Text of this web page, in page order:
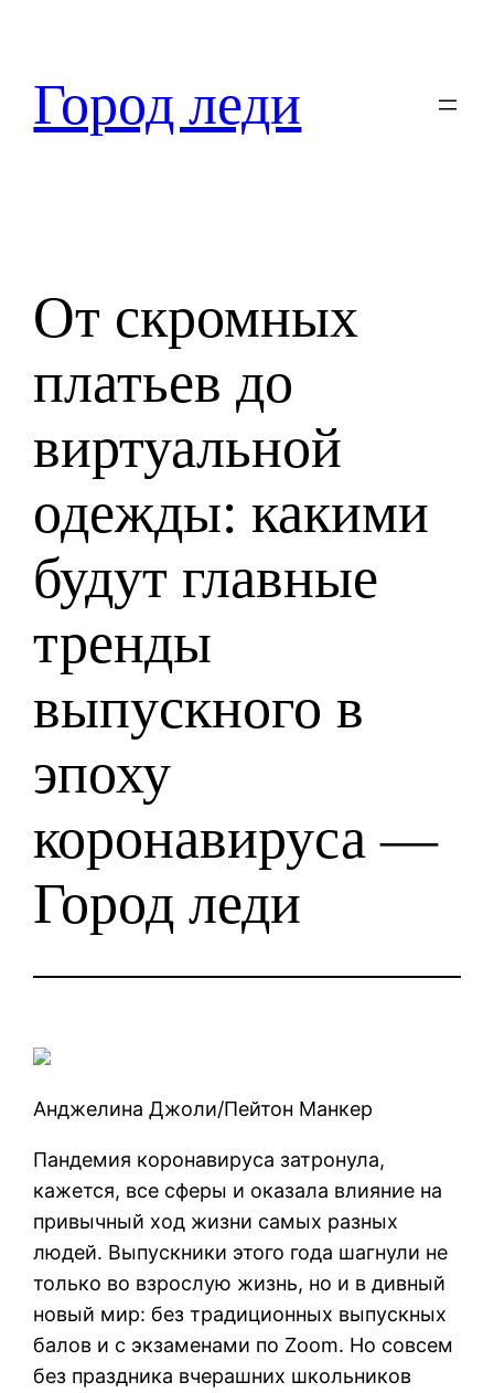
содержимому
Город леди
От скромных
платьев до
виртуальной
одежды: какими
будут главные
тренды
выпускного в
эпоху
коронавируса —
Город леди
Анджелина Джоли/Пейтон Манкер
Пандемия коронавируса затронула,
кажется, все сферы и оказала влияние на
привычный ход жизни самых разных
людей. Выпускники этого года шагнули не
только во взрослую жизнь, но и в дивный
новый мир: без традиционных выпускных
балов и с экзаменами по Zoom. Но совсем
без праздника вчерашних школьников